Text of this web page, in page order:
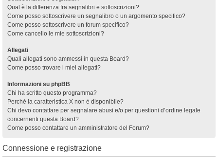
Qual è la differenza fra segnalibri e sottoscrizioni?
Come posso sottoscrivere un segnalibro o un argomento specifico?
Come posso sottoscrivere un forum specifico?
Come cancello le mie sottoscrizioni?
Allegati
Quali allegati sono ammessi in questa Board?
Come posso trovare i miei allegati?
Informazioni su phpBB
Chi ha scritto questo programma?
Perché la caratteristica X non è disponibile?
Chi devo contattare per segnalare abusi e/o per questioni d’ordine legale
concernenti questa Board?
Come posso contattare un amministratore del Forum?
Connessione e registrazione